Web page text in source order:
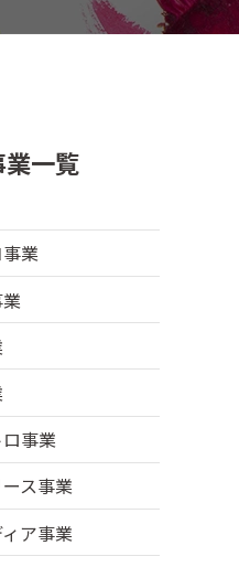
業一覧
業
事業
ス事業
ア事業